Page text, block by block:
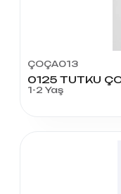
ÇOÇA013
0125 TUTKU
1-2 Yaş